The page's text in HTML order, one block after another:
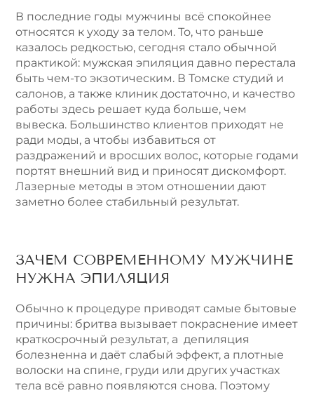
:
В последние годы мужчины всё спокойнее
относятся к уходу за телом. То, что раньше
казалось редкостью, сегодня стало обычной
практикой: мужская эпиляция давно перестала
быть чем-то экзотическим. В Томске студий и
салонов, а также клиник достаточно, и качество
работы здесь решает куда больше, чем
вывеска. Большинство клиентов приходят не
ради моды, а чтобы избавиться от
раздражений и вросших волос, которые годами
портят внешний вид и приносят дискомфорт.
Лазерные методы в этом отношении дают
заметно более стабильный результат.
ЗАЧЕМ СОВРЕМЕННОМУ МУЖЧИНЕ
НУЖНА ЭПИЛЯЦИЯ
Обычно к процедуре приводят самые бытовые
причины: бритва вызывает покраснение имеет
краткосрочный результат, а депиляция
болезненна и даёт слабый эффект, а плотные
волоски на спине, груди или других участках
тела всё равно появляются снова. Поэтому